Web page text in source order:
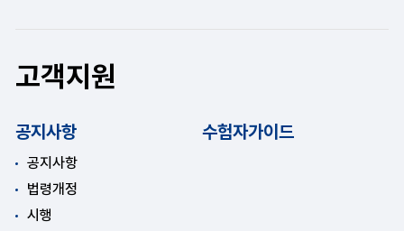
고객지원
공지사항
공지사항
법령개정
시행
수험자가이드